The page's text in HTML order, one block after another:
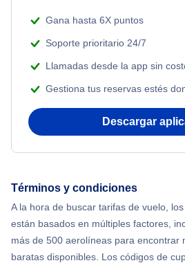
Gana hasta 6X puntos
Soporte prioritario 24/7
Llamadas desde la app sin
Gestiona tus reservas estés
Descargar
Términos y condiciones
A la hora de buscar tarifas de vuelo,
están basados en múltiples factores,
más de 500 aerolíneas para encontrar
baratas disponibles. Los códigos de